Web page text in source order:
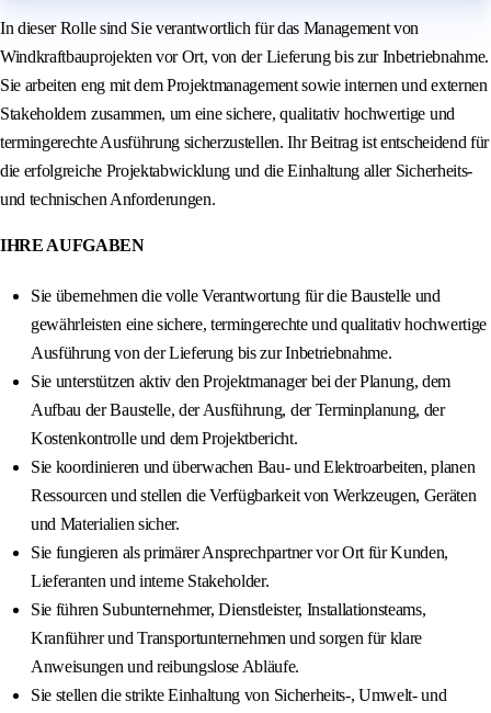
In dieser Rolle sind Sie verantwortlich für das Management von
Windkraftbauprojekten vor Ort, von der Lieferung bis zur Inbetriebnahme.
Sie arbeiten eng mit dem Projektmanagement sowie internen und externen
Stakeholdern zusammen, um eine sichere, qualitativ hochwertige und
termingerechte Ausführung sicherzustellen. Ihr Beitrag ist entscheidend für
die erfolgreiche Projektabwicklung und die Einhaltung aller Sicherheits-
und technischen Anforderungen.
IHRE AUFGABEN
Sie übernehmen die volle Verantwortung für die Baustelle und
gewährleisten eine sichere, termingerechte und qualitativ hochwertige
Ausführung von der Lieferung bis zur Inbetriebnahme.
Sie unterstützen aktiv den Projektmanager bei der Planung, dem
Aufbau der Baustelle, der Ausführung, der Terminplanung, der
Kostenkontrolle und dem Projektbericht.
Sie koordinieren und überwachen Bau- und Elektroarbeiten, planen
Ressourcen und stellen die Verfügbarkeit von Werkzeugen, Geräten
und Materialien sicher.
Sie fungieren als primärer Ansprechpartner vor Ort für Kunden,
Lieferanten und interne Stakeholder.
Sie führen Subunternehmer, Dienstleister, Installationsteams,
Kranführer und Transportunternehmen und sorgen für klare
Anweisungen und reibungslose Abläufe.
Sie stellen die strikte Einhaltung von Sicherheits-, Umwelt- und